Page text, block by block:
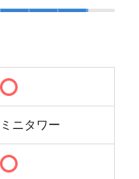
ミニタワー